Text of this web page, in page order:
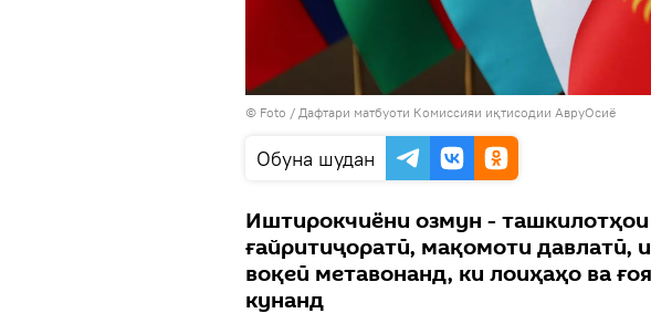
© Foto / Дафтари матбуоти Комиссияи иқтисодии АвруОсиё
Обуна шудан
Иштирокчиёни озмун -
ғайритиҷоратӣ, мақомоти давлатӣ,
воқеӣ метавонанд, ки лоиҳаҳо ва
кунанд